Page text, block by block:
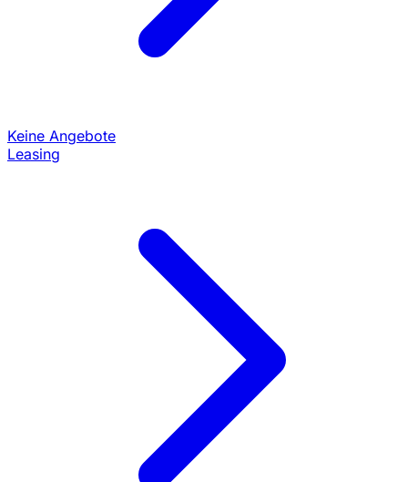
Keine Angebote
Leasing